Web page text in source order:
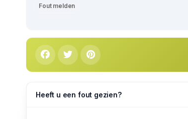
Fout melden
Heeft u een fout gezien?